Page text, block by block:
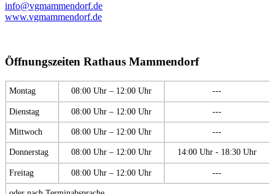
info@vgmammendorf.de
www.vgmammendorf.de
Öffnungszeiten Rathaus Mammendorf
Montag 08:00 Uhr – 12:00 Uhr ---
Dienstag 08:00 Uhr – 12:00 Uhr ---
Mittwoch 08:00 Uhr – 12:00 Uhr ---
Donnerstag 08:00 Uhr – 12:00 Uhr 14:00 Uhr - 18:30 Uhr
Freitag 08:00 Uhr – 12:00 Uhr ---